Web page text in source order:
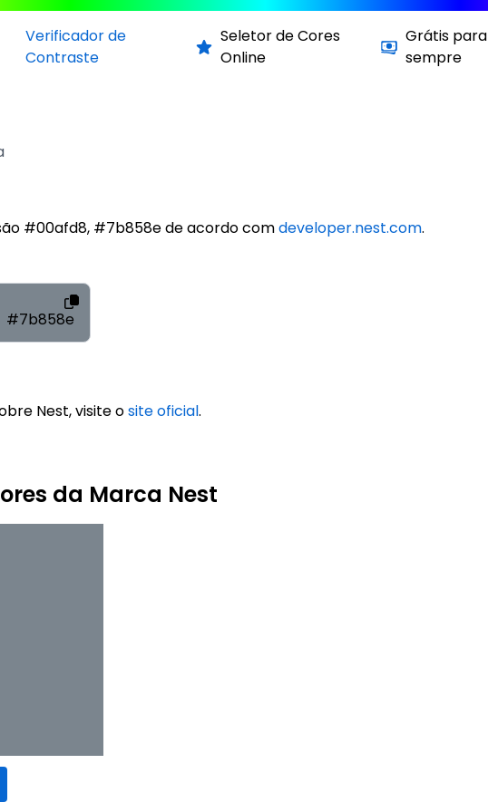
Verificador de
Contraste
Seletor de Cores
Online
Grátis para
sempre
#00afd8, #7b858e de acordo comdeveloper.nest.com.
#7b858e
Nest, visite osite oficial.
da Marca Nest